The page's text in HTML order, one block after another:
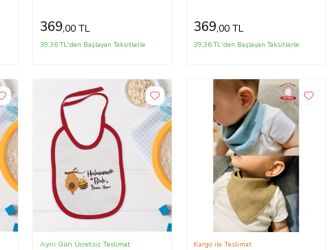
369,00 TL
39,36 TL'den Başlayan Taksitlerle
369,00 TL
39,36 TL'den Başlayan Taksitlerle
Aynı Gün Ücretsiz Teslimat Kargo ile Teslimat